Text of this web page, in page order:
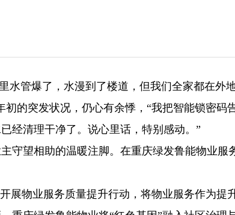
水管爆了，水漫到了楼道，但我们全家都在外
的突发状况，仍心有余悸，“我把智能锁密码
经清理干净了。说心里话，特别感动。”
守望相助的温暖注脚。在重庆绿发鲁能物业服
展物业服务质量提升行动，将物业服务作为提